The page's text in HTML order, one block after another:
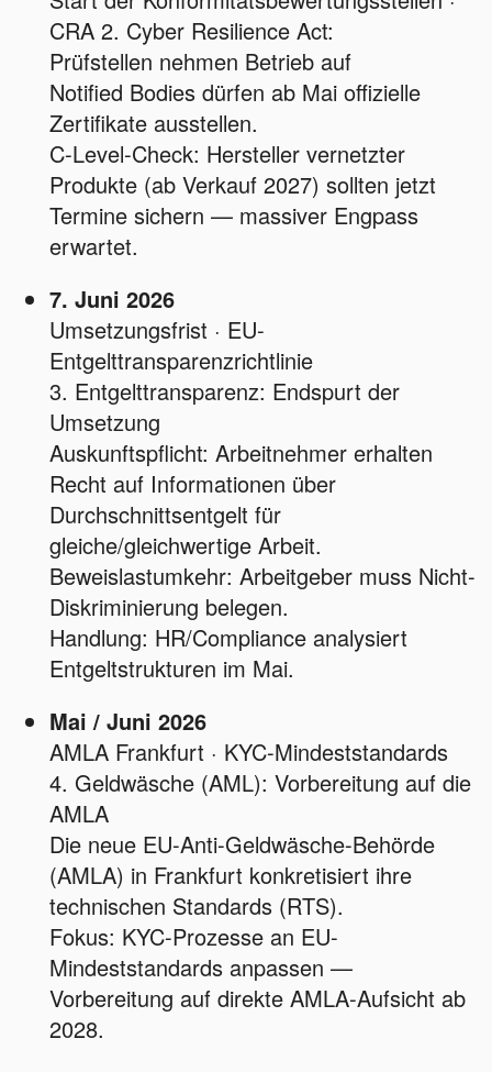
CRA 2. Cyber Resilience Act:
Prüfstellen nehmen Betrieb auf
Notified Bodies dürfen ab Mai offizielle
Zertifikate ausstellen.
C-Level-Check: Hersteller vernetzter
Produkte (ab Verkauf 2027) sollten jetzt
Termine sichern — massiver Engpass
erwartet.
7. Juni 2026
Umsetzungsfrist · EU-
Entgelttransparenzrichtlinie
3. Entgelttransparenz: Endspurt der
Umsetzung
Auskunftspflicht: Arbeitnehmer erhalten
Recht auf Informationen über
Durchschnittsentgelt für
gleiche/gleichwertige Arbeit.
Beweislastumkehr: Arbeitgeber muss Nicht-
Diskriminierung belegen.
Handlung: HR/Compliance analysiert
Entgeltstrukturen im Mai.
Mai / Juni 2026
AMLA Frankfurt · KYC-Mindeststandards
4. Geldwäsche (AML): Vorbereitung auf die
AMLA
Die neue EU-Anti-Geldwäsche-Behörde
(AMLA) in Frankfurt konkretisiert ihre
technischen Standards (RTS).
Fokus: KYC-Prozesse an EU-
Mindeststandards anpassen —
Vorbereitung auf direkte AMLA-Aufsicht ab
2028.